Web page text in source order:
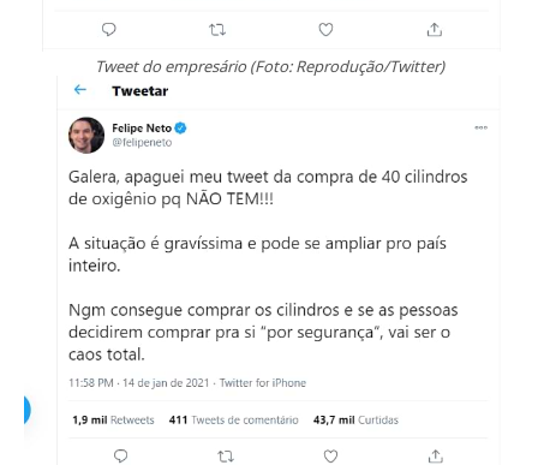
Tweet do empresário (Foto: Reprodução/Twitter)